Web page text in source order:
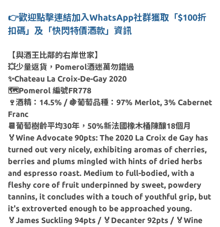
👉歡迎點擊連結加入WhatsApp社群獲取「$100折
扣碼」及「快閃特價酒款」資訊
【與酒王比鄰的右岸世家】
💥少量返貨，Pomerol酒迷萬勿錯過
✨Chateau La Croix-De-Gay 2020
🗺Pomerol 編號FR778
🍷酒精：14.5% / 🍇葡萄品種：97% Merlot, 3% Cabernet
Franc
📆葡萄樹齡平均30年，50%新法國橡木桶陳釀18個月
🏅Wine Advocate 90pts: The 2020 La Croix de Gay has
turned out very nicely, exhibiting aromas of cherries,
berries and plums mingled with hints of dried herbs
and espresso roast. Medium to full-bodied, with a
fleshy core of fruit underpinned by sweet, powdery
tannins, it concludes with a touch of youthful grip, but
it's extroverted enough to be approached young.
🏅James Suckling 94pts / 🏅Decanter 92pts / 🏅Wine